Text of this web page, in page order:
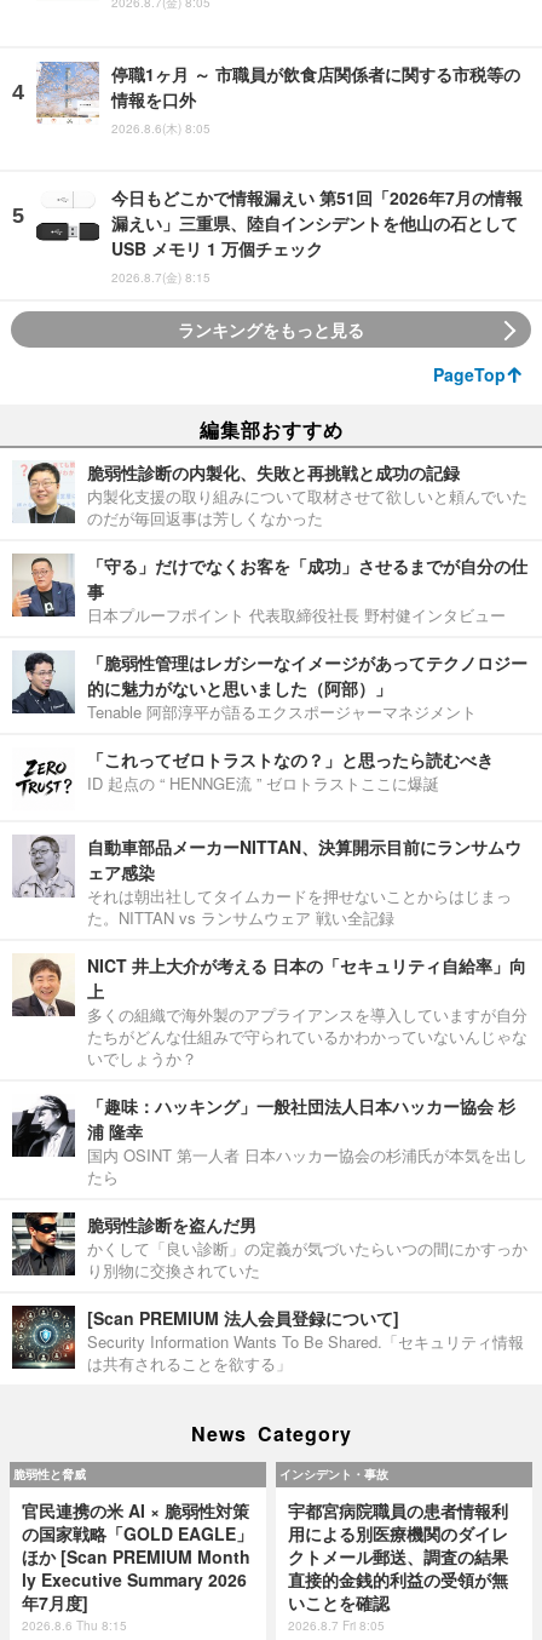
停職1ヶ月 ～ 市職員が飲食店関係者に関する市税等の
情報を口外
2026.8.6(木) 8:05
今日もどこかで情報漏えい 第51回「2026年7月の情報
漏えい」三重県、陸自インシデントを他山の石として
USB メモリ 1 万個チェック
2026.8.7(金) 8:15
ランキングをもっと見る
PageTop
編集部おすすめ
脆弱性診断の内製化、失敗と再挑戦と成功の記録
内製化支援の取り組みについて取材させて欲しいと頼んでいた
のだが毎回返事は芳しくなかった
「守る」だけでなくお客を「成功」させるまでが自分の仕
事
日本プルーフポイント 代表取締役社長 野村健インタビュー
「脆弱性管理はレガシーなイメージがあってテクノロジー
的に魅力がないと思いました（阿部）」
Tenable 阿部淳平が語るエクスポージャーマネジメント
「これってゼロトラストなの？」と思ったら読むべき
ID 起点の “ HENNGE流 ” ゼロトラストここに爆誕
自動車部品メーカーNITTAN、決算開示目前にランサムウ
ェア感染
それは朝出社してタイムカードを押せないことからはじまっ
た。NITTAN vs ランサムウェア 戦い全記録
NICT 井上大介が考える 日本の「セキュリティ自給率」向
上
多くの組織で海外製のアプライアンスを導入していますが自分
たちがどんな仕組みで守られているかわかっていないんじゃな
いでしょうか？
「趣味：ハッキング」一般社団法人日本ハッカー協会 杉
浦 隆幸
国内 OSINT 第一人者 日本ハッカー協会の杉浦氏が本気を出し
たら
脆弱性診断を盗んだ男
かくして「良い診断」の定義が気づいたらいつの間にかすっか
り別物に交換されていた
[Scan PREMIUM 法人会員登録について]
Security Information Wants To Be Shared.「セキュリティ情報
は共有されることを欲する」
News Category
脆弱性と脅威
官民連携の米 AI × 脆弱性対策
の国家戦略「GOLD EAGLE」
ほか [Scan PREMIUM Month
ly Executive Summary 2026
年7月度]
2026.8.6 Thu 8:15
インシデント・事故
宇都宮病院職員の患者情報利
用による別医療機関のダイレ
クトメール郵送、調査の結果
直接的金銭的利益の受領が無
いことを確認
2026.8.7 Fri 8:05